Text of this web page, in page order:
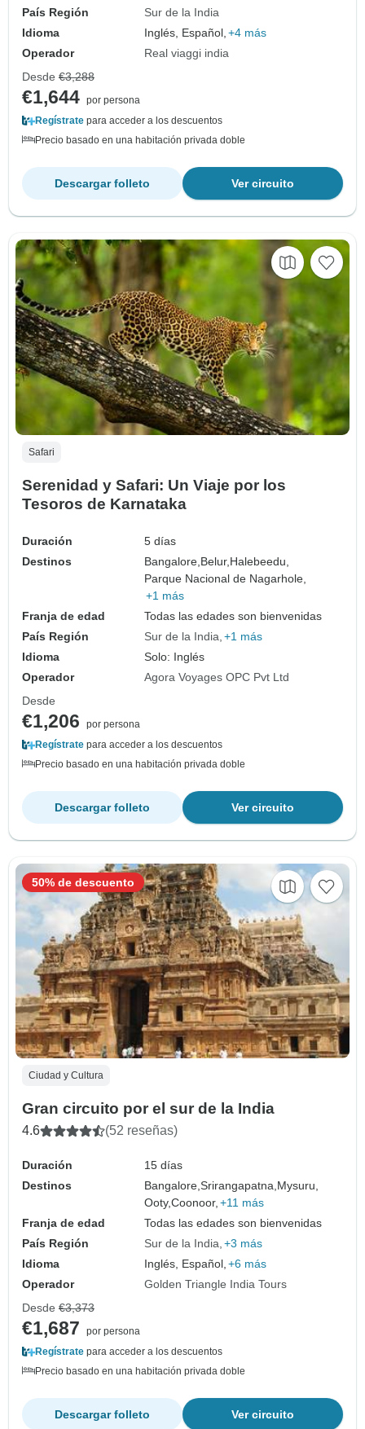
País Región
Sur de la India
Idioma
Inglés, Español, +4 más
Operador
Real viaggi india
Desde €3,288
€1,644 por persona
Regístrate para acceder a los descuentos
Precio basado en una habitación privada doble
Ver circuito
Descargar folleto
Safari
Serenidad y Safari: Un Viaje por los
Tesoros de Karnataka
Duración
5 días
Destinos
Bangalore, Belur, Halebeedu,
Parque Nacional de Nagarhole,
+1 más
Franja de edad
Todas las edades son bienvenidas
País Región
Sur de la India +1 más
Idioma
Solo: Inglés
Operador
Agora Voyages OPC Pvt Ltd
Desde
€1,206
por persona
Regístrate para acceder a los descuentos
Precio basado en una habitación privada doble
Ver circuito
Descargar folleto
Ciudad y Cultura
Gran circuito por el sur de la India
4.6 (52 reseñas)
Duración
15 días
Destinos
Bangalore,Srirangapatna, Mysuru,
Ooty,Coonoor, +11 más
Franja de edad
Todas las edades son bienvenidas
País Región
Sur de la India +3 más
Idioma
Inglés, Español, +6 más
Operador
Golden Triangle India Tours
50% de descuento
Desde €3,373
€1,687
por persona
Regístrate para acceder a los descuentos
Precio basado en una habitación privada doble
Ver circuito
Descargar folleto